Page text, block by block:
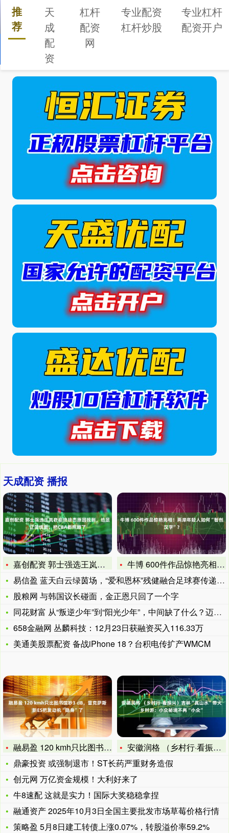
天成配资 播报
嘉创配资 郭士强选王岚嵚拒绝徐杰原因找到，给足辽篮情面，把C
牛博 600件作品惊艳亮相！两岸年轻人如何“智创汉字”？
易信盈 蓝天白云绿茵场，“爱和恩杯”残健融合足球赛传递爱与感
股粮网 与韩国议长碰面，金正恩只回了一个字
同花财富 从“叛逆少年”到“阳光少年”，中间缺了什么？迈向阳
658金融网 丛麟科技：12月23日获融资买入116.33万
美通美股票配资 备战iPhone 18？台积电传扩产WMCM
融易盈 120 kmh只比图书馆吵3 dB，雷克萨斯新ES把
安徽润格 （乡村行·看振兴）吉林“真山水”带火乡村游：小众秘
鼎豪投资 或强制退市！ST长药严重财务造假
创元网 万亿资金规模！大利好来了
牛8速配 这就是实力！国际大奖稳稳拿捏
融通资产 2025年10月3日全国主要批发市场草莓价格行情
策略盈 5月8日建工转债上涨0.07%，转股溢价率59.2%
推
荐
天
成
配
资
杠杆
配资
网
专业配资
杠杆炒股
专业杠杆
配资开户